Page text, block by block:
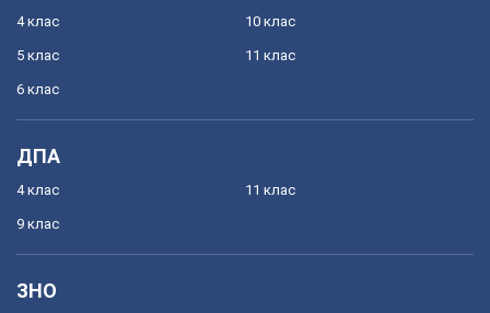
4 клас
5 клас
6 клас
10 клас
11 клас
ДПА
4 клас
9 клас
11 клас
ЗНО